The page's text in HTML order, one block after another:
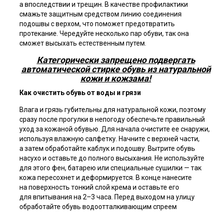
а впоследствии и трещин. В качестве профилактики
смажьте защитным средством линию соединения
подошвы с верхом, что поможет предотвратить
протекание. Чередуйте несколько пар обуви, так она
сможет высыхать естественным путем.
Категорически запрещено подвергать
автоматической стирке обувь из натуральной
кожи и кожзама!
Как очистить обувь от воды и грязи
Влага и грязь губительны для натуральной кожи, поэтому
сразу после прогулки в непогоду обеспечьте правильный
уход за кожаной обувью. Для начала очистите ее снаружи,
используя влажную салфетку. Начните с верхней части,
а затем обработайте каблук и подошву. Вытрите обувь
насухо и оставьте до полного высыхания. Не используйте
для этого фен, батарею или специальные сушилки — так
кожа пересохнет и деформируется. В конце нанесите
на поверхность тонкий слой крема и оставьте его
для впитывания на 2–3 часа. Перед выходом на улицу
обработайте обувь водоотталкивающим спреем